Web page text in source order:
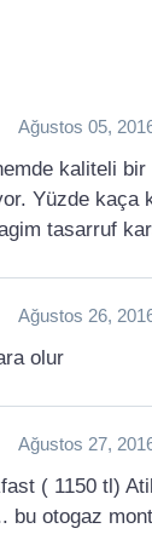
Ağustos 05,
kaliteli
Yüzde kaça
tasarruf
Ağustos 26,
olur
Ağustos 27,
( 1150 tl)
otogaz